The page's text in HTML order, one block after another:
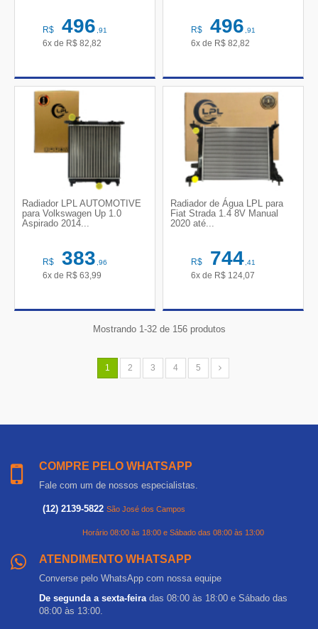
R$ 496,91
6x de R$ 82,82
R$ 496,91
6x de R$ 82,82
Radiador LPL AUTOMOTIVE
para Volkswagen Up 1.0
Aspirado 2014...
R$ 383,96
6x de R$ 63,99
Radiador de Água LPL para
Fiat Strada 1.4 8V Manual
2020 até...
R$ 744,41
6x de R$ 124,07
Mostrando 1-32 de 156 produtos
1 2 3 4 5
COMPRE PELO WHATSAPP
Fale com um de nossos especialistas.
(12) 2139-5822 São José dos Campos
Horário 08:00 às 18:00 e Sábado das 08:00 às 13:00
ATENDIMENTO WHATSAPP
Converse pelo WhatsApp com nossa equipe
De segunda a sexta-feiradas 08:00 às 18:00 e Sábado das
08:00 às 13:00.